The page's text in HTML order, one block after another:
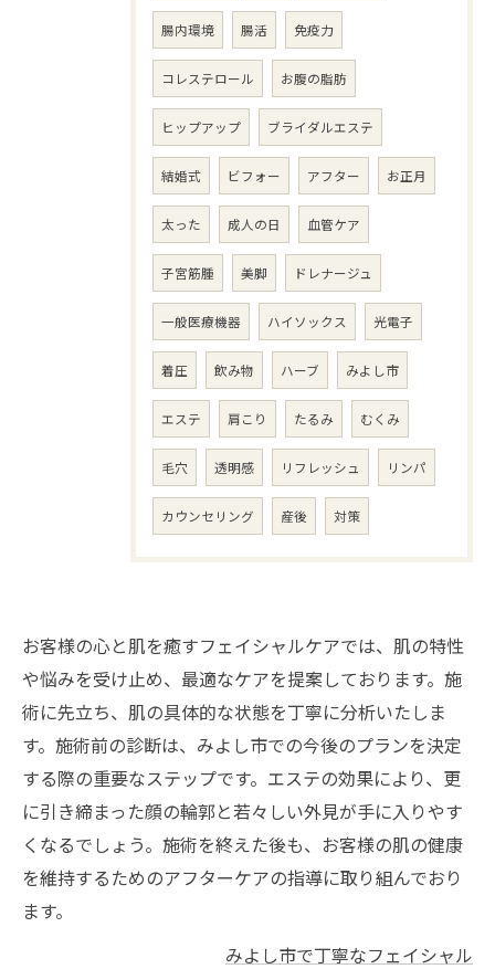
腸内環境 腸活 免疫力
コレステロール お腹の脂肪
ヒップアップ ブライダルエステ
結婚式 ビフォー アフター お正月
太った 成人の日 血管ケア
子宮筋腫 美脚 ドレナージュ
一般医療機器 ハイソックス 光電子
着圧 飲み物 ハーブ みよし市
エステ 肩こり たるみ むくみ
毛穴 透明感 リフレッシュ リンパ
カウンセリング 産後 対策
お客様の心と肌を癒すフェイシャルケアでは、肌の特性
や悩みを受け止め、最適なケアを提案しております。施
術に先立ち、肌の具体的な状態を丁寧に分析いたしま
す。施術前の診断は、みよし市での今後のプランを決定
する際の重要なステップです。エステの効果により、更
に引き締まった顔の輪郭と若々しい外見が手に入りやす
くなるでしょう。施術を終えた後も、お客様の肌の健康
を維持するためのアフターケアの指導に取り組んでおり
ます。
みよし市で丁寧なフェイシャル